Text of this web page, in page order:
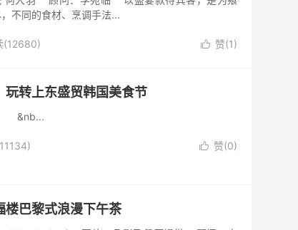
不同的食材、烹调手法...
 赞(1)
(12680)
玩转上东盛贸韩国美食节
&nb...
 赞(0)
楼巴黎式浪漫下午茶